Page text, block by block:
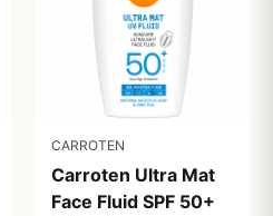
CARROTEN
Carroten Ultra Mat
Face Fluid SPF 50+